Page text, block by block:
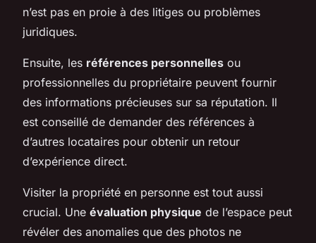
n’est pas en proie à des litiges ou problèmes
juridiques.
Ensuite, les références personnelles ou
professionnelles du propriétaire peuvent fournir
des informations précieuses sur sa réputation. Il
est conseillé de demander des références à
d’autres locataires pour obtenir un retour
d’expérience direct.
Visiter la propriété en personne est tout aussi
crucial. Une évaluation physique de l’espace peut
révéler des anomalies que des photos ne